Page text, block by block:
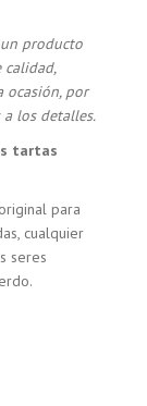
producto
calidad,
ocasión, por
los detalles.
tartas
para
cualquier
seres